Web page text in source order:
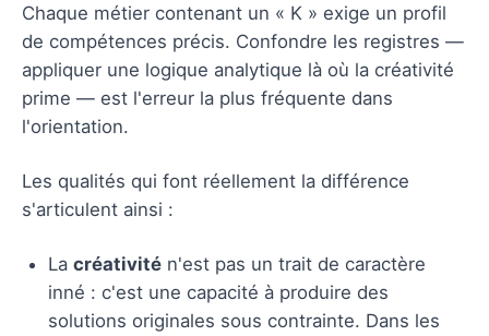
Chaque métier contenant un « K » exige un profil
de compétences précis. Confondre les registres —
appliquer une logique analytique là où la créativité
prime — est l'erreur la plus fréquente dans
l'orientation.
Les qualités qui font réellement la différence
s'articulent ainsi :
La créativité n'est pas un trait de caractère
inné : c'est une capacité à produire des
solutions originales sous contrainte. Dans les